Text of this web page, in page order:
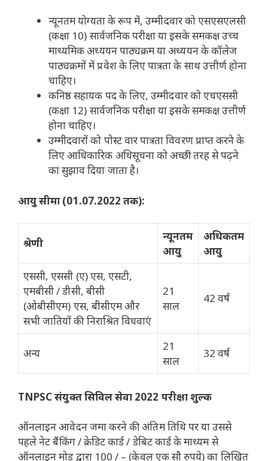
न्यूनतम योग्यता के रूप में, उम्मीदवार को एसएसएलसी
(कक्षा 10) सार्वजनिक परीक्षा या इसके समकक्ष उच्च
माध्यमिक अध्ययन पाठ्यक्रम या अध्ययन के कॉलेज
पाठ्यक्रमों में प्रवेश के लिए पात्रता के साथ उत्तीर्ण होना
चाहिए।
कनिष्ठ सहायक पद के लिए, उम्मीदवार को एचएससी
(कक्षा 12) सार्वजनिक परीक्षा या इसके समकक्ष उत्तीर्ण
होना चाहिए।
उम्मीदवारों को पोस्ट वार पात्रता विवरण प्राप्त करने के
लिए आधिकारिक अधिसूचना को अच्छी तरह से पढ़ने
का सुझाव दिया जाता है।
आयु सीमा (01.07.2022 तक):
श्रेणी
न्यूनतम
आयु
अधिकतम
आयु
एससी, एससी (ए) एस, एसटी,
एमबीसी / डीसी, बीसी
(ओबीसीएम) एस, बीसीएम और
सभी जातियों की निराश्रित विधवाएं
21
साल
42 वर्ष
अन्य
21
साल
32 वर्ष
TNPSC संयुक्त सिविल सेवा 2022 परीक्षा शुल्क
ऑनलाइन आवेदन जमा करने की अंतिम तिथि पर या उससे
पहले नेट बैंकिंग / क्रेडिट कार्ड / डेबिट कार्ड के माध्यम से
ऑनलाइन मोड द्वारा 100 / – (केवल एक सौ रुपये) का लिखित